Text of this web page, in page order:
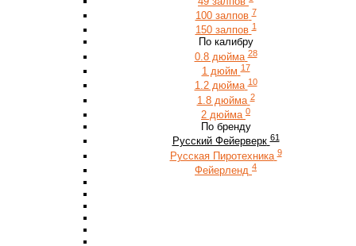
100 залпов 7
150 залпов 1
По калибру
0.8 дюйма 28
1 дюйм 17
1.2 дюйма 10
1.8 дюйма 2
2 дюйма 0
По бренду
Русский Фейерверк 61
Русская Пиротехника 9
Фейерленд 4